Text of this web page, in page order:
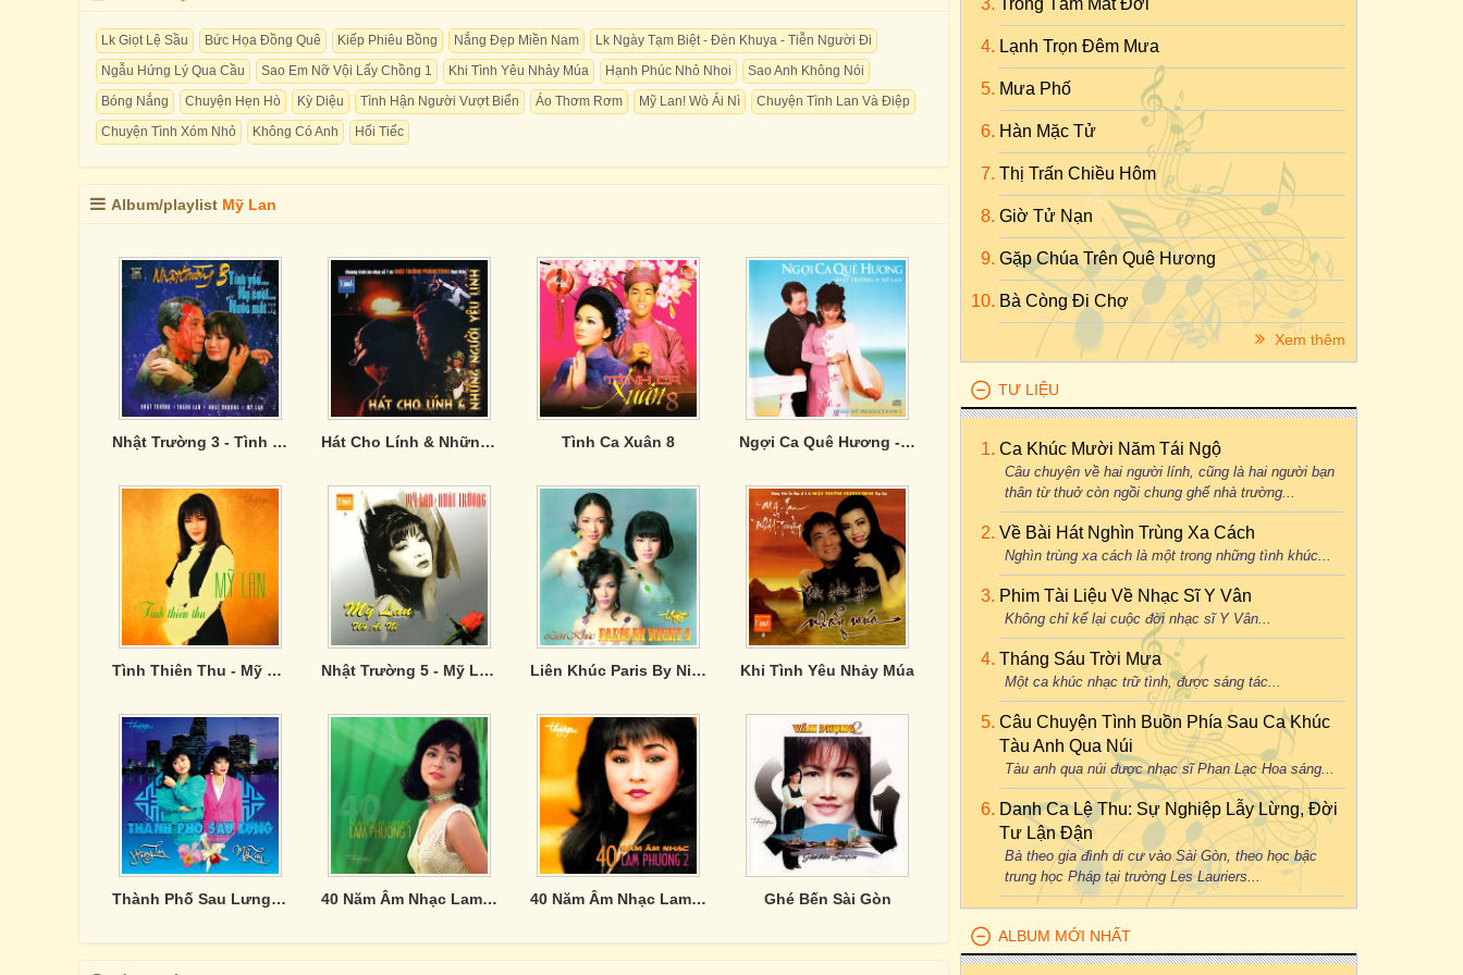
Lk Giọt Lệ Sầu Bức Họa Đồng Quê Kiếp Phiêu Bồng Nắng Đẹp Miền Nam
Lk Ngày Tạm Biệt - Ðèn Khuya - Tiễn Người Ði
Ngẫu Hứng Lý Qua Cầu
Sao Em Nỡ Vội Lấy Chồng 1 Khi Tình Yêu Nhảy Múa Hạnh Phúc Nhỏ Nhoi
Sao Anh Không Nói
Bóng Nắng
Chuyện Hẹn Hò Kỳ Diệu Tình Hận Người Vượt Biển Áo Thơm Rơm Mỹ Lan! Wò Ái Nì
Chuyện Tình Lan Và Điệp
Chuyện Tình Xóm Nhỏ
Không Có Anh Hối Tiếc
Album/playlist Mỹ Lan
Nhật Trường 3 - Tình Yêu Nụ Cười Nước Mắt Hát Cho Lính & Những Người Yêu Lính Tình Ca Xuân 8 Ngợi Ca Quê Hương - Mỹ Lan & Nhật Trường
Tình Thiên Thu - Mỹ Lan Nhật Trường 5 - Mỹ Lan, Wò Ái Nì Liên Khúc Paris By Night 4 Khi Tình Yêu Nhảy Múa
Thành Phố Sau Lưng - Hương Lan, Mỹ Lan 40 Năm Âm Nhạc Lam Phương 1 40 Năm Âm Nhạc Lam Phương 2 Ghé Bến Sài Gòn
Trong Tầm Mắt Đời
Lạnh Trọn Đêm Mưa
Mưa Phố
Hàn Mặc Tử
Thị Trấn Chiều Hôm
Giờ Tử Nạn
Gặp Chúa Trên Quê Hương
Bà Còng Đi Chợ
Xem thêm
TƯ LIỆU
Ca Khúc Mười Năm Tái Ngộ
Câu chuyện về hai người lính, cũng là hai người bạn
thân từ thuở còn ngồi chung ghế nhà trường...
Về Bài Hát Nghìn Trùng Xa Cách
Nghìn trùng xa cách là một trong những tình khúc...
Phim Tài Liệu Về Nhạc Sĩ Y Vân
Không chỉ kể lại cuộc đời nhạc sĩ Y Vân...
Tháng Sáu Trời Mưa
Một ca khúc nhạc trữ tình, được sáng tác...
Câu Chuyện Tình Buồn Phía Sau Ca Khúc
Tàu Anh Qua Núi
Tàu anh qua núi được nhạc sĩ Phan Lạc Hoa sáng...
Danh Ca Lệ Thu: Sự Nghiệp Lẫy Lừng, Đời
Tư Lận Đận
Bà theo gia đình di cư vào Sài Gòn, theo học bậc
trung học Pháp tại trường Les Lauriers...
ALBUM MỚI NHẤT